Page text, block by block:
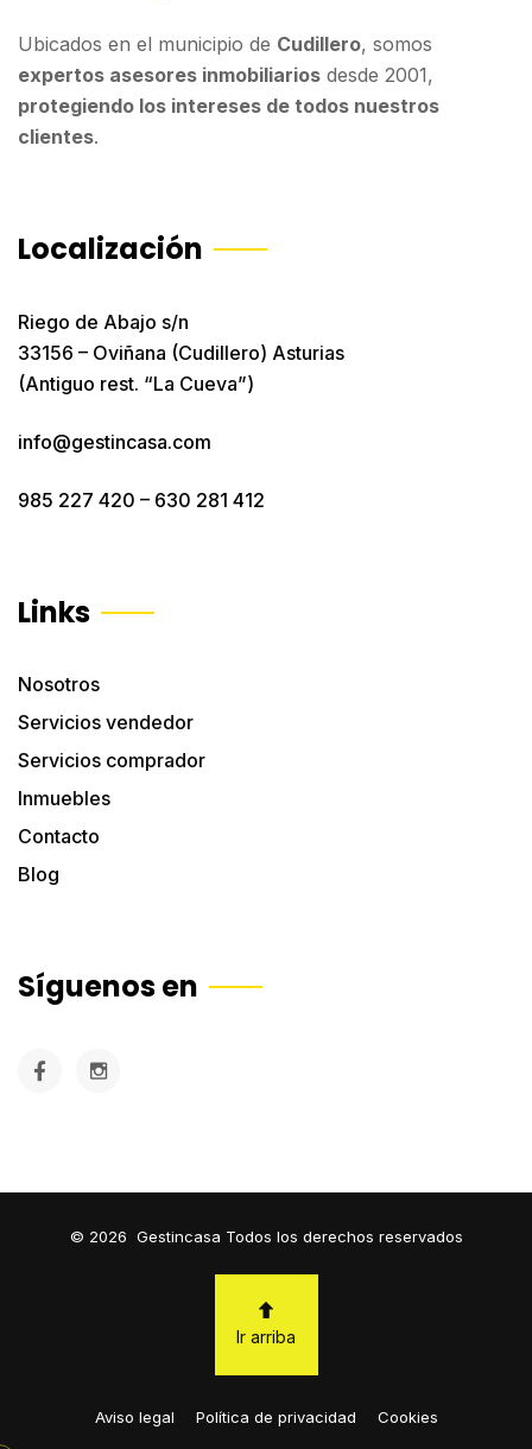
Ubicados en el municipio de Cudillero, somos
expertos asesores inmobiliarios desde 2001,
protegiendo los intereses de todos nuestros
clientes.
Localización
Riego de Abajo s/n
33156 – Oviñana (Cudillero) Asturias
(Antiguo rest. “La Cueva”)
info@gestincasa.com
985 227 420 – 630 281 412
Links
Nosotros
Servicios vendedor
Servicios comprador
Inmuebles
Contacto
Blog
Síguenos en
© 2026 Gestincasa Todos los derechos reservados
Ir arriba
Aviso legal Política de privacidad Cookies